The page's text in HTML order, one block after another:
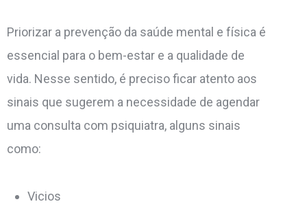
Priorizar a prevenção da saúde mental e física é
essencial para o bem-estar e a qualidade de
vida. Nesse sentido, é preciso ficar atento aos
sinais que sugerem a necessidade de agendar
uma consulta com psiquiatra, alguns sinais
como:
Vicios